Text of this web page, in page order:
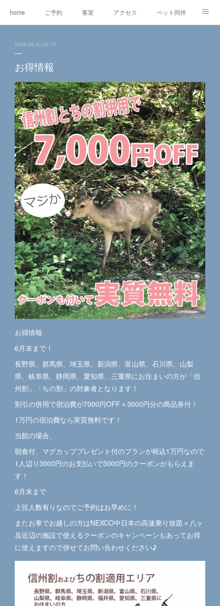
home ご予約 客室 アクセス ペット同伴
オーナー紹介 観光情報 蓼科の自然 グルメ
東急リゾートタウン蓼科
2022.05.31 00:15
お得情報
お得情報
6月末まで！
長野県、群馬県、埼玉県、新潟県、富山県、石川県、山梨
県、岐阜県、静岡県、愛知県、三重県にお住まいの方が「信
州割」「ちの割」の対象者となります！
割引の併用で宿泊費が7000円OFF＋3000円分の商品券付！
1万円の宿泊費なら実質無料です！
当館の場合、
朝食付、マグカッププレゼント付のプランが税込1万円なので
1人辺り3000円のお支払いで3000円のクーポンがもらえま
す！
6月末まで
上弦人数有りなのでご予約はお早めに！
またお車でお越しの方はNEXCO中日本の高速乗り放題＋八ヶ
岳近辺の施設で使えるクーポンのキャンペーンもあってお得
に使えますので併せてお問い合わせください♪